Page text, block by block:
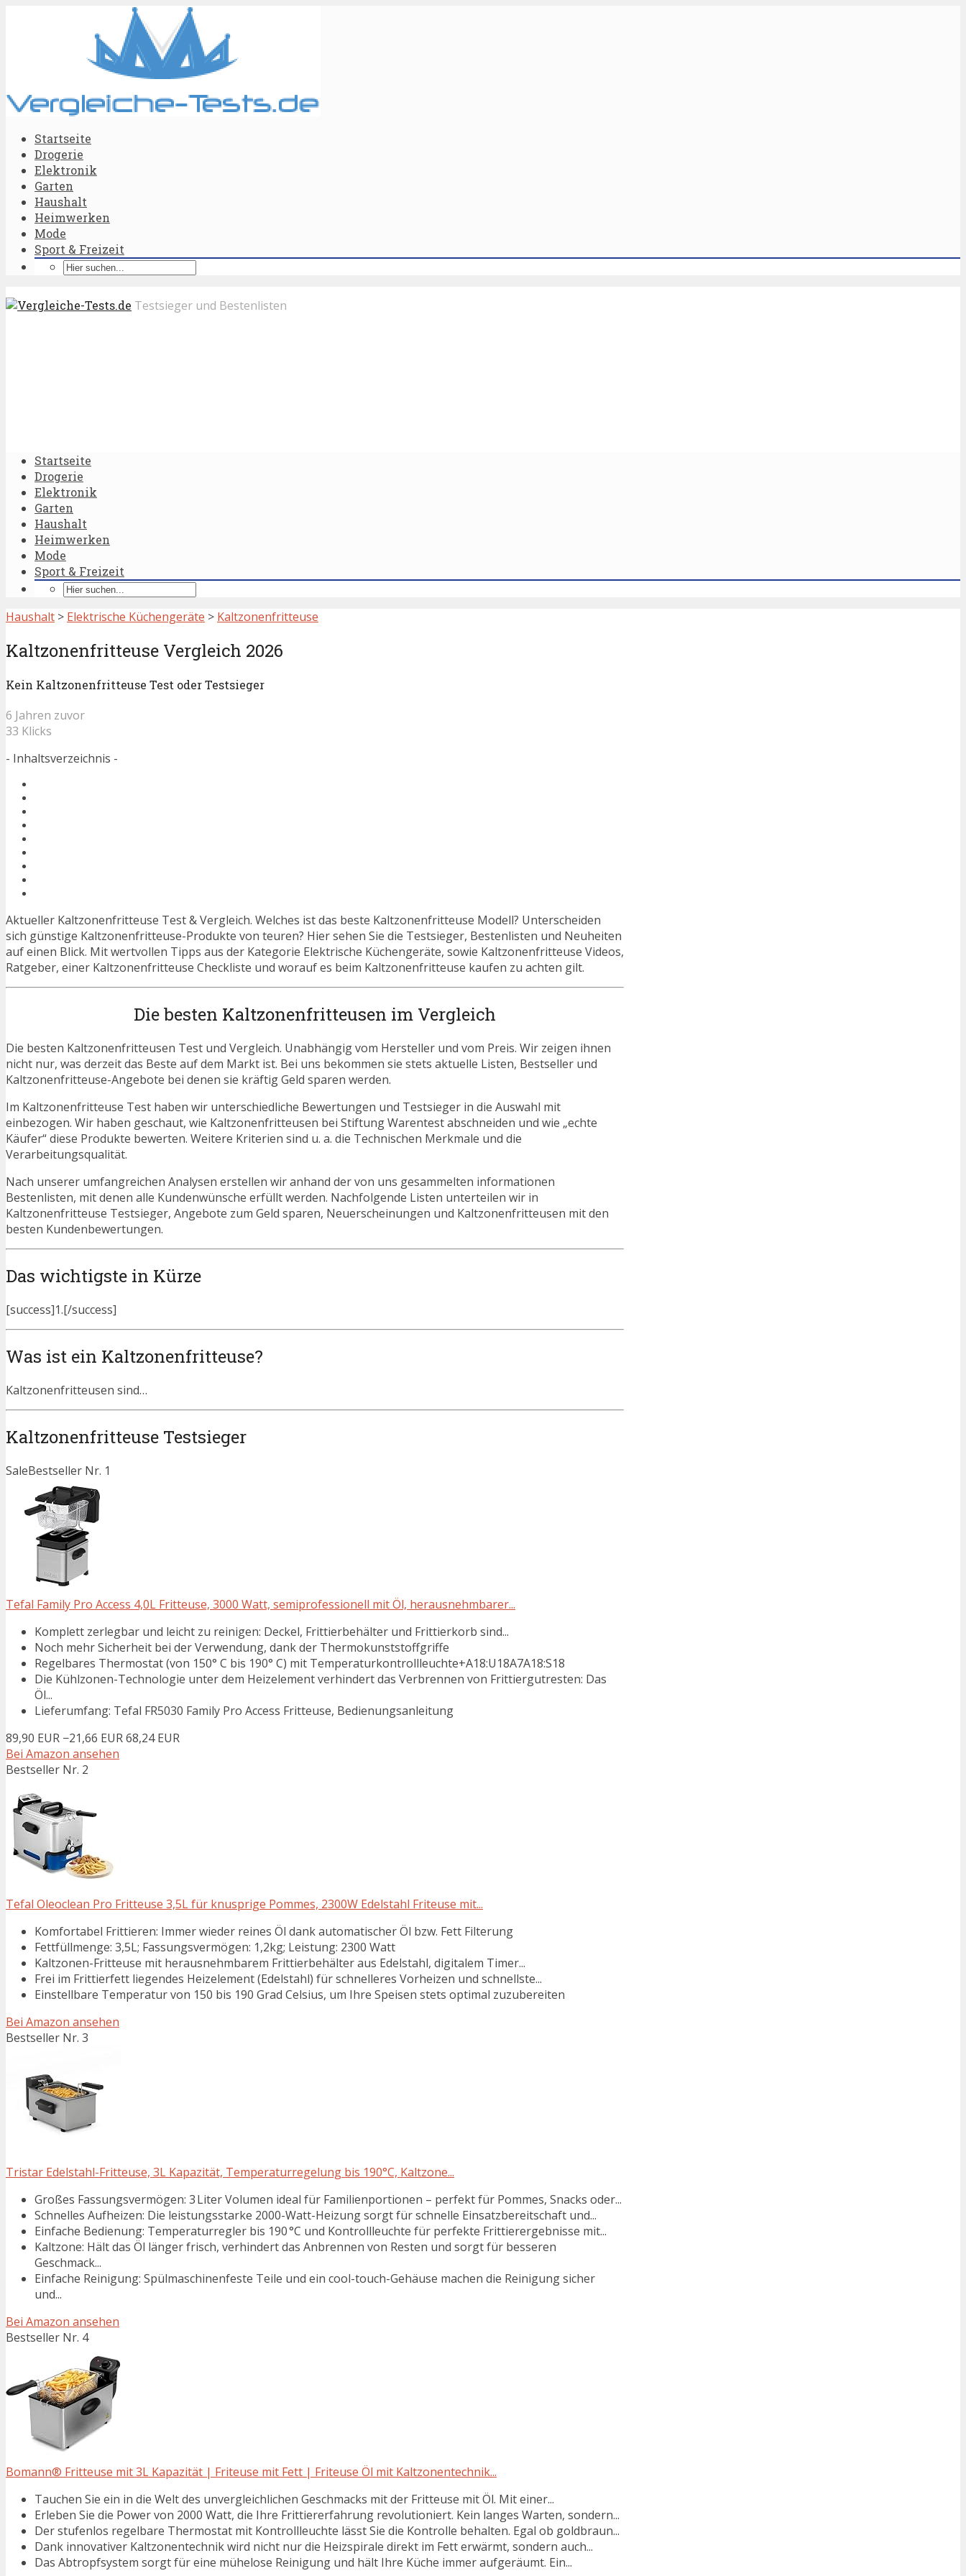
Startseite
Drogerie
Elektronik
Garten
Haushalt
Heimwerken
Mode
Sport & Freizeit
Testsieger und Bestenlisten
Startseite
Drogerie
Elektronik
Garten
Haushalt
Heimwerken
Mode
Sport & Freizeit
Haushalt > Elektrische Küchengeräte > Kaltzonenfritteuse
Kaltzonenfritteuse Vergleich 2026
Kein Kaltzonenfritteuse Test oder Testsieger
6 Jahren zuvor
33 Klicks
- Inhaltsverzeichnis -
Aktueller Kaltzonenfritteuse Test & Vergleich. Welches ist das beste Kaltzonenfritteuse Modell? Unterscheiden
sich günstige Kaltzonenfritteuse-Produkte von teuren? Hier sehen Sie die Testsieger, Bestenlisten und Neuheiten
auf einen Blick. Mit wertvollen Tipps aus der Kategorie Elektrische Küchengeräte, sowie Kaltzonenfritteuse Videos,
Ratgeber, einer Kaltzonenfritteuse Checkliste und worauf es beim Kaltzonenfritteuse kaufen zu achten gilt.
Die besten Kaltzonenfritteusen im Vergleich
Die besten Kaltzonenfritteusen Test und Vergleich. Unabhängig vom Hersteller und vom Preis. Wir zeigen ihnen
nicht nur, was derzeit das Beste auf dem Markt ist. Bei uns bekommen sie stets aktuelle Listen, Bestseller und
Kaltzonenfritteuse-Angebote bei denen sie kräftig Geld sparen werden.
Im Kaltzonenfritteuse Test haben wir unterschiedliche Bewertungen und Testsieger in die Auswahl mit
einbezogen. Wir haben geschaut, wie Kaltzonenfritteusen bei Stiftung Warentest abschneiden und wie „echte
Käufer“ diese Produkte bewerten. Weitere Kriterien sind u. a. die Technischen Merkmale und die
Verarbeitungsqualität.
Nach unserer umfangreichen Analysen erstellen wir anhand der von uns gesammelten informationen
Bestenlisten, mit denen alle Kundenwünsche erfüllt werden. Nachfolgende Listen unterteilen wir in
Kaltzonenfritteuse Testsieger, Angebote zum Geld sparen, Neuerscheinungen und Kaltzonenfritteusen mit den
besten Kundenbewertungen.
Das wichtigste in Kürze
[success]1.[/success]
Was ist ein Kaltzonenfritteuse?
Kaltzonenfritteusen sind…
Kaltzonenfritteuse Testsieger
SaleBestseller Nr. 1
Tefal Family Pro Access 4,0L Fritteuse, 3000 Watt, semiprofessionell mit Öl, herausnehmbarer...
Komplett zerlegbar und leicht zu reinigen: Deckel, Frittierbehälter und Frittierkorb sind...
Noch mehr Sicherheit bei der Verwendung, dank der Thermokunststoffgriffe
Regelbares Thermostat (von 150° C bis 190° C) mit Temperaturkontrollleuchte+A18:U18A7A18:S18
Die Kühlzonen-Technologie unter dem Heizelement verhindert das Verbrennen von Frittiergutresten: Das
Öl...
Lieferumfang: Tefal FR5030 Family Pro Access Fritteuse, Bedienungsanleitung
89,90 EUR −21,66 EUR68,24 EUR
Bei Amazon ansehen
Bestseller Nr. 2
Tefal Oleoclean Pro Fritteuse 3,5L für knusprige Pommes, 2300W Edelstahl Friteuse mit...
Komfortabel Frittieren: Immer wieder reines Öl dank automatischer Öl bzw. Fett Filterung
Fettfüllmenge: 3,5L; Fassungsvermögen: 1,2kg; Leistung: 2300 Watt
Kaltzonen-Fritteuse mit herausnehmbarem Frittierbehälter aus Edelstahl, digitalem Timer...
Frei im Frittierfett liegendes Heizelement (Edelstahl) für schnelleres Vorheizen und schnellste...
Einstellbare Temperatur von 150 bis 190 Grad Celsius, um Ihre Speisen stets optimal zuzubereiten
Bei Amazon ansehen
Bestseller Nr. 3
Tristar Edelstahl-Fritteuse, 3L Kapazität, Temperaturregelung bis 190°C, Kaltzone...
Großes Fassungsvermögen: 3 Liter Volumen ideal für Familienportionen – perfekt für Pommes, Snacks oder...
Schnelles Aufheizen: Die leistungsstarke 2000-Watt-Heizung sorgt für schnelle Einsatzbereitschaft und...
Einfache Bedienung: Temperaturregler bis 190 °C und Kontrollleuchte für perfekte Frittierergebnisse mit...
Kaltzone: Hält das Öl länger frisch, verhindert das Anbrennen von Resten und sorgt für besseren
Geschmack...
Einfache Reinigung: Spülmaschinenfeste Teile und ein cool-touch-Gehäuse machen die Reinigung sicher
und...
Bei Amazon ansehen
Bestseller Nr. 4
Bomann® Fritteuse mit 3L Kapazität | Friteuse mit Fett | Friteuse Öl mit Kaltzonentechnik...
Tauchen Sie ein in die Welt des unvergleichlichen Geschmacks mit der Fritteuse mit Öl. Mit einer...
Erleben Sie die Power von 2000 Watt, die Ihre Frittiererfahrung revolutioniert. Kein langes Warten, sondern...
Der stufenlos regelbare Thermostat mit Kontrollleuchte lässt Sie die Kontrolle behalten. Egal ob goldbraun...
Dank innovativer Kaltzonentechnik wird nicht nur die Heizspirale direkt im Fett erwärmt, sondern auch...
Das Abtropfsystem sorgt für eine mühelose Reinigung und hält Ihre Küche immer aufgeräumt. Ein...